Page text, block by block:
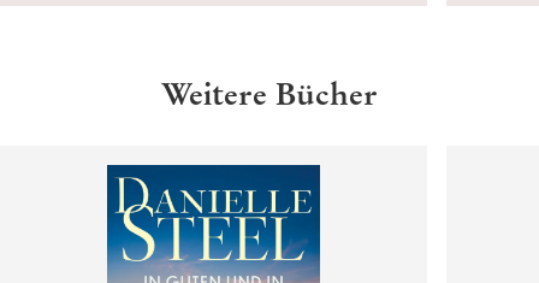
Weitere Bücher